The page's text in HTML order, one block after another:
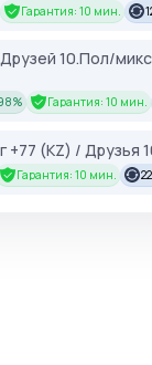
Гарантия: 10 мин.
10.Пол/
Гарантия: 10 мин.
+77 (KZ) /
Гарантия: 10 мин.